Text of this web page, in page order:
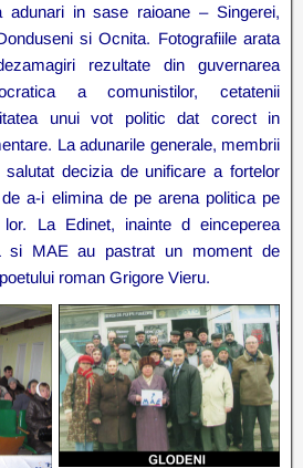
adunari in sase raioane – Singerei,
si Ocnita. Fotografiile arata
rezultate din guvernarea
a comunistilor, cetatenii
unui vot politic dat corect in
La adunarile generale, membrii
decizia de unificare a fortelor
a-i elimina de pe arena politica pe
La Edinet, inainte d einceperea
si MAE au pastrat un moment de
roman Grigore Vieru.